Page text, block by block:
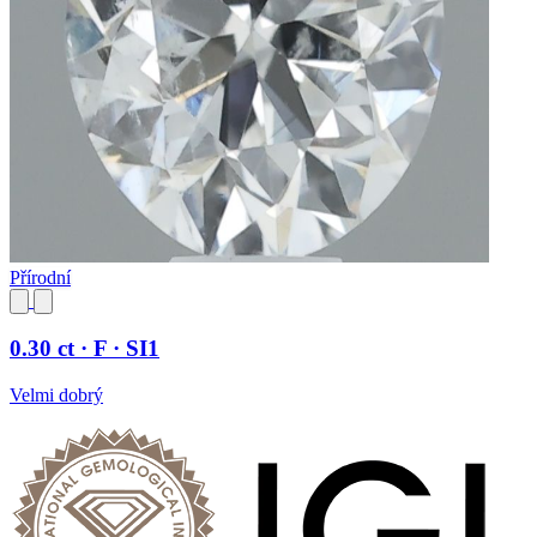
Přírodní
0.30 ct · F · SI1
Velmi dobrý